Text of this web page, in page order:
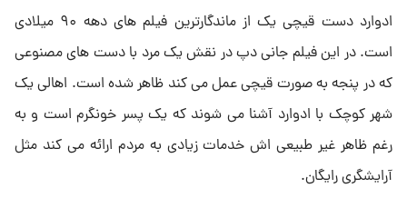
ادوارد دست قیچی یک از ماندگارترین فیلم های دهه ۹۰ میلادی
است. در این فیلم جانی دپ در نقش یک مرد با دست های مصنوعی
که در پنجه به صورت قیچی عمل می کند ظاهر شده است. اهالی یک
شهر کوچک با ادوارد آشنا می شوند که یک پسر خونگرم است و به
رغم ظاهر غیر طبیعی اش خدمات زیادی به مردم ارائه می کند مثل
آرایشگری رایگان.